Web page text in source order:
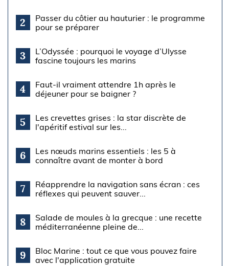
2
Passer du côtier au hauturier : le programme
pour se préparer
3
L’Odyssée : pourquoi le voyage d’Ulysse
fascine toujours les marins
4
Faut-il vraiment attendre 1h après le
déjeuner pour se baigner ?
5
Les crevettes grises : la star discrète de
l'apéritif estival sur les...
6
Les nœuds marins essentiels : les 5 à
connaître avant de monter à bord
7
Réapprendre la navigation sans écran : ces
réflexes qui peuvent sauver...
8
Salade de moules à la grecque : une recette
méditerranéenne pleine de...
9
Bloc Marine : tout ce que vous pouvez faire
avec l'application gratuite